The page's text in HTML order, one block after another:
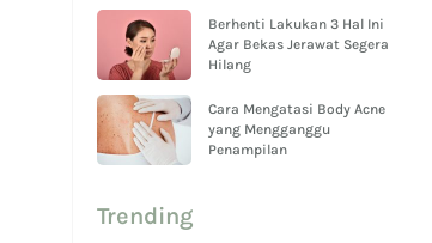
Berhenti Lakukan 3 Hal Ini
Agar Bekas Jerawat Segera
Hilang
Cara Mengatasi Body Acne
yang Mengganggu
Penampilan
Trending